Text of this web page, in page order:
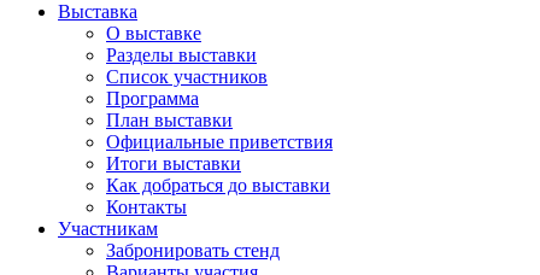
Выставка
О выставке
Разделы выставки
Список участников
Программа
План выставки
Официальные приветствия
Итоги выставки
Как добраться до выставки
Контакты
Участникам
Забронировать стенд